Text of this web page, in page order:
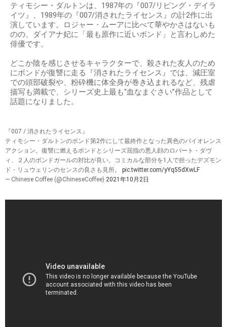
ティモシー・ダルトンは、1987年の『007/リビング・デイラ
イツ』、1989年の『007/消されたライセンス』の計2作に出
演しています。ロジャー・ムーアに比べて華やかさはないも
のの、ダイアナ妃に「最も原作に近いボンド」と言わしめた
俳優です。
どこか陰を感じさせるキャラクターで、殺された友人のため
にボンドが復讐に走る『消されたライセンス』では、減圧室
での頭部破裂や、粉砕機に体全身が巻き込まれるなど、残虐
描写も満載で、シリーズ史上最も“血なまぐさい”作品として
話題になりました。
『007 / 消されたライセンス』
ティモシー・ダルトンのボンド第2作にして最終作となった異色のバイオレンス
アクション。復讐に燃えるボンドとシリーズ屈指の悪人顔のロバート・ダヴ
ィ、２人のボンドガールの対比が良い。コミカルな部分を1人で担ったデズモン
ド・リュウェリンのセンスの良さも見所。 pic.twitter.com/yYq55dXwLF
— Chinese Coffee (@ChineseCoffee) 2021年10月2日